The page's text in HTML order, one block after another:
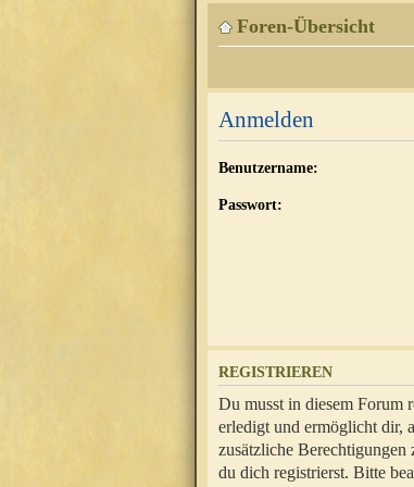
Foren-Übersicht
Anmelden
Benutzername:
Passwort:
REGISTRIEREN
Du musst in diesem Forum
erledigt und ermöglicht dir,
zusätzliche Berechtigungen
du dich registrierst. Bitte